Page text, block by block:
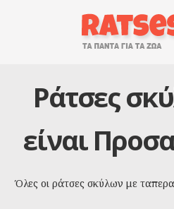
Ράτσες
είναι
Όλες οι ράτσες σκύλων με